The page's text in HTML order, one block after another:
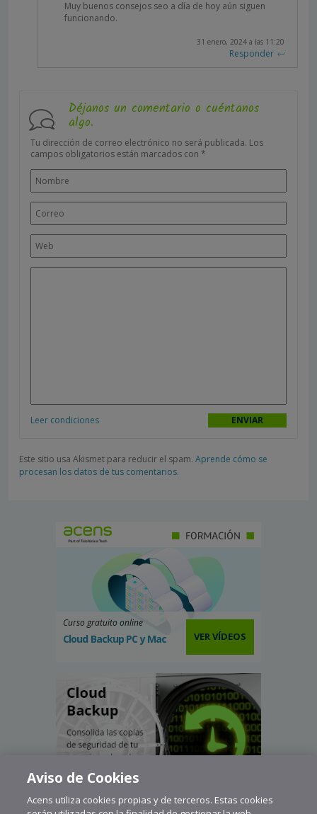
31 enero, 2024 a las 11:20
Muy buenos consejos seo a día de hoy aún siguen
funcionando.
Responder
Déjanos un comentario o cuéntanos
algo.
Tu dirección de correo electrónico no será publicada. Los
campos obligatorios están marcados con *
Leer condiciones
Este sitio usa Akismet para reducir el spam. Aprende cómo se
procesan los datos de tus comentarios.
Curso gratuito online
Cloud Backup PC y Mac VER VÍDEOS
Aviso de Cookies
Acens utiliza cookies propias y de terceros. Estas cookies